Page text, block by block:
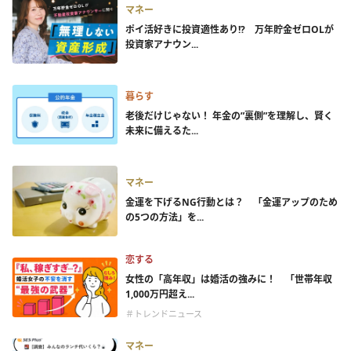
マネー
ポイ活好きに投資適性あり!? 万年貯金ゼロOLが
投資家アナウン...
暮らす
老後だけじゃない！ 年金の”裏側”を理解し、賢く
未来に備えるた...
マネー
金運を下げるNG行動とは？ 「金運アップのため
の5つの方法」を...
恋する
女性の「高年収」は婚活の強みに！ 「世帯年収
1,000万円超え...
＃トレンドニュース
マネー